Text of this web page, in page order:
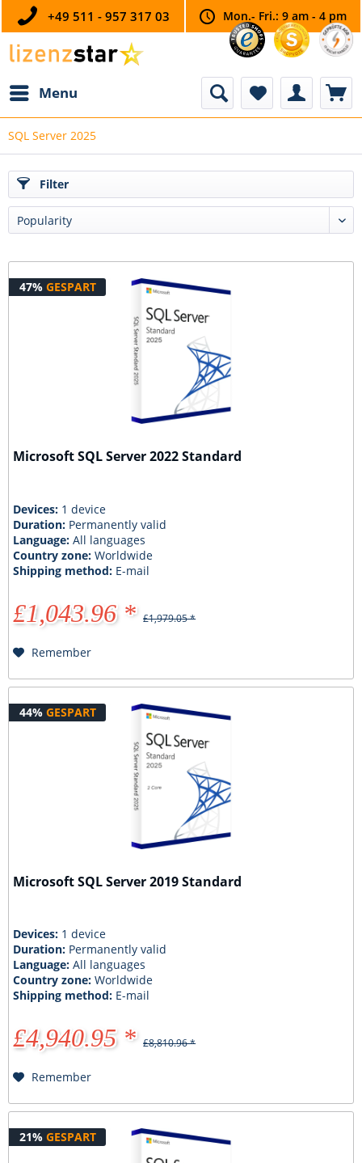
+49 511 - 957 317 03 Mon.- Fri.: 9 am - 4 pm
Menu
SQL Server 2025
Filter
47% GESPART
Microsoft SQL Server 2022 Standard
Devices: 1 device
Duration: Permanently valid
Language:All languages
Country zone:Worldwide
Shipping method: E-mail
£1,043.96 * £1,979.05 *
Remember
44% GESPART
Microsoft SQL Server 2019 Standard
Devices: 1 device
Duration: Permanently valid
Language:All languages
Country zone:Worldwide
Shipping method: E-mail
£4,940.95 * £8,810.96 *
Remember
21% GESPART